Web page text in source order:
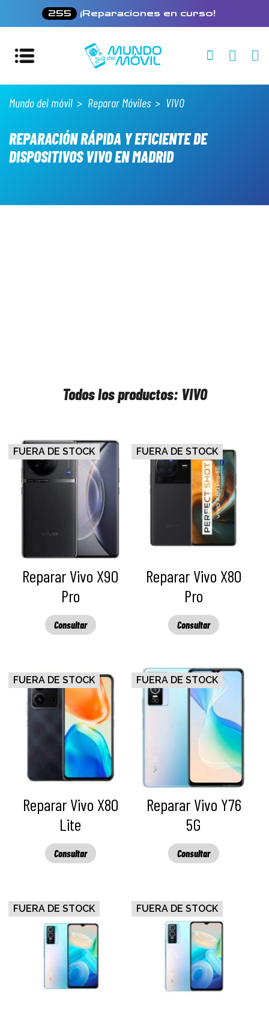
255 ¡Reparaciones en curso!
Mundo del móvil Reparar Móviles VIVO
REPARACIÓN RÁPIDA Y EFICIENTE DE
DISPOSITIVOS VIVO EN MADRID
Todos los productos: VIVO
Reparar Vivo X90
Pro
Consultar
FUERA DE STOCK
Reparar Vivo X80
Pro
Consultar
FUERA DE STOCK
Reparar Vivo X80
Lite
Consultar
FUERA DE STOCK
Reparar Vivo Y76
5G
Consultar
FUERA DE STOCK
FUERA DE STOCK FUERA DE STOCK